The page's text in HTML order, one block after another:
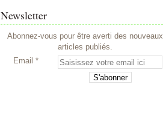
Newsletter
Abonnez-vous pour être averti des nouveaux
articles publiés.
Email